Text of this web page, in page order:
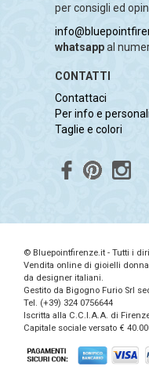
per consigli ed
whatsappal
CONTATTI
Contattaci
Per info e
Taglie e colori
© Bluepointfirenze.it - Tutti i
Vendita online di gioielli
da designer italiani.
Gestito da Bigogno Furio Srl
Tel. (+39) 324 0756644
Iscritta alla C.C.I.A.A. di
Capitale sociale versato €